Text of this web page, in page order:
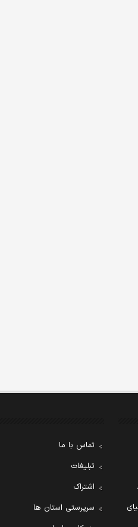
تماس با ما
تبلیغات
اشتراک
سرپرستی استان ها